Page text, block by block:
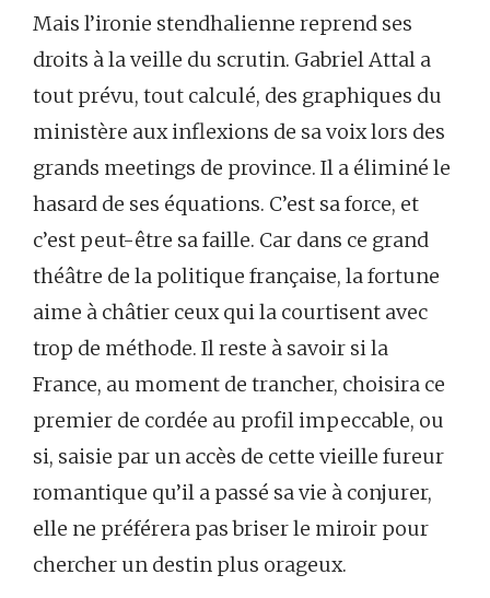
Mais l’ironie stendhalienne reprend ses
droits à la veille du scrutin. Gabriel Attal a
tout prévu, tout calculé, des graphiques du
ministère aux inflexions de sa voix lors des
grands meetings de province. Il a éliminé le
hasard de ses équations. C’est sa force, et
c’est peut-être sa faille. Car dans ce grand
théâtre de la politique française, la fortune
aime à châtier ceux qui la courtisent avec
trop de méthode. Il reste à savoir si la
France, au moment de trancher, choisira ce
premier de cordée au profil impeccable, ou
si, saisie par un accès de cette vieille fureur
romantique qu’il a passé sa vie à conjurer,
elle ne préférera pas briser le miroir pour
chercher un destin plus orageux.